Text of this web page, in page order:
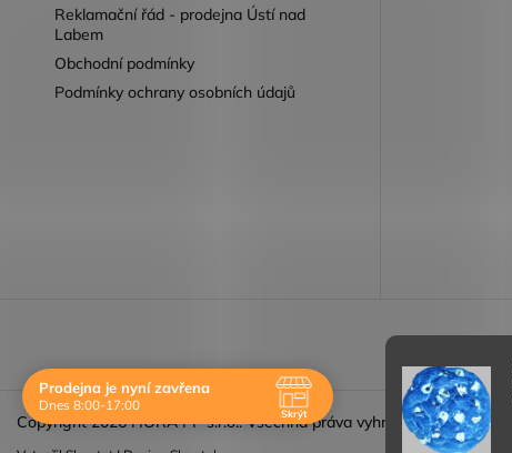
Reklamační řád - prodejna Ústí nad
Labem
Obchodní podmínky
Podmínky ochrany osobních údajů
Copyright 2026HORA PP s.r.o.. Všechna práva vyhrazena.
Prodejna je nyní zavřena
Dnes 8:00-17:00
Skrýt